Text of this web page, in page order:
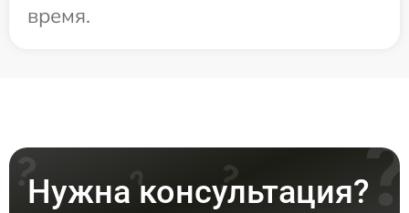
время.
Нужна консультация?